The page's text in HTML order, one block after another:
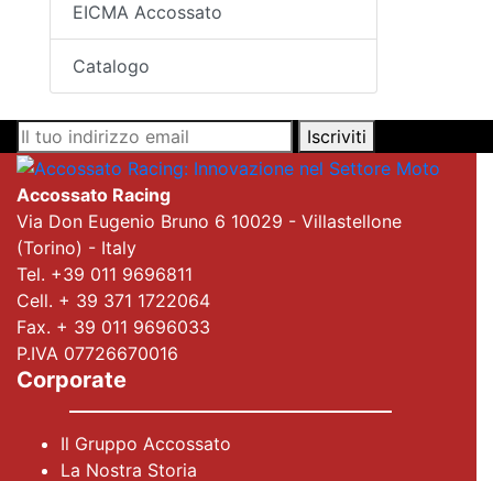
EICMA Accossato
Catalogo
Iscriviti
Accossato Racing
Via Don Eugenio Bruno 6 10029 - Villastellone
(Torino) - Italy
Tel. +39 011 9696811
Cell. + 39 371 1722064
Fax. + 39 011 9696033
P.IVA 07726670016
Corporate
Il Gruppo Accossato
La Nostra Storia